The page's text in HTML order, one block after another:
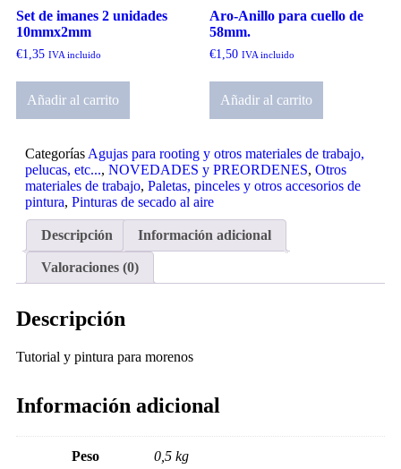
Set de imanes 2 unidades
10mmx2mm
€1,35 IVA incluido
Añadir al carrito
Aro-Anillo para cuello de
58mm.
€1,50 IVA incluido
Añadir al carrito
Categorías Agujas para rooting y otros materiales de trabajo,
pelucas, etc..., NOVEDADES y PREORDENES, Otros
materiales de trabajo, Paletas, pinceles y otros accesorios de
pintura, Pinturas de secado al aire
Descripción Información adicional
Valoraciones (0)
Descripción
Tutorial y pintura para morenos
Información adicional
Peso 0,5 kg